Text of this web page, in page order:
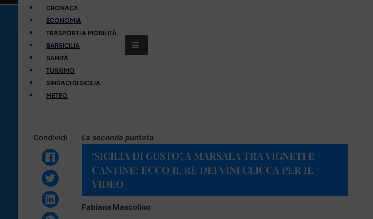
CRONACA
ECONOMIA
TRASPORTI & MOBILITÀ
BARSICILIA
SANITÀ
TURISMO
SINDACI DI SICILIA
METEO
Condividi La seconda puntata
‘SICILIA DI GUSTO’, A MARSALA TRA VIGNETI E
CANTINE: ECCO IL RE DEI VINI CLICCA PER IL
VIDEO
Fabiana Mascolino